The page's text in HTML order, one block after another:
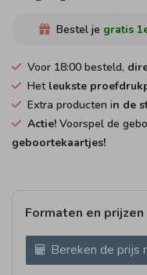
Bestel je gratis
Voor 18:00 besteld,
Het leukste
Extra producten in de
Actie! Voorspel de
geboortekaartjes!
Formaten en prijzen
Bereken de prijs